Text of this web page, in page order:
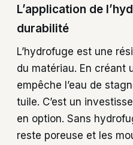
L’application de
durabilité
L’hydrofuge est une
du matériau. En créant
empêche l’eau de
tuile. C’est un
en option. Sans
reste poreuse et les